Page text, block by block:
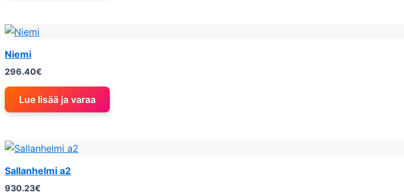
Niemi
296.40€
Lue lisää ja varaa
Sallanhelmi a2
930.23€